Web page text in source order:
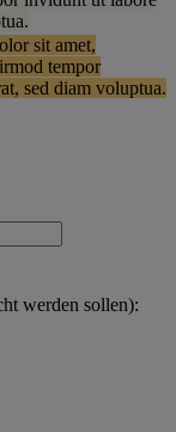
sit amet,
tempor
sed diam voluptua.
werden sollen):